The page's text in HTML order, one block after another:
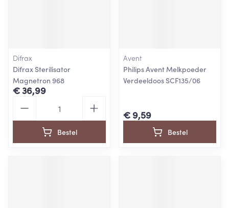
Difrax
Difrax Sterilisator
Magnetron 968
€ 36,99
Bestel
Avent
Philips Avent Melkpoeder
Verdeeldoos SCF135/06
€ 9,59
Bestel